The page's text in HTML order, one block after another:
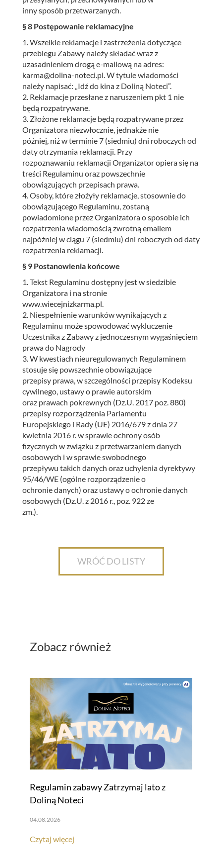
inny sposób przetwarzanych.
§ 8 Postępowanie reklamacyjne
1. Wszelkie reklamacje i zastrzeżenia dotyczące
przebiegu Zabawy należy składać wraz z
uzasadnieniem drogą e-mailową na adres:
karma@dolina-noteci.pl. W tytule wiadomości
należy napisać: „Idź do kina z Doliną Noteci”.
2. Reklamacje przesłane z naruszeniem pkt 1 nie
będą rozpatrywane.
3. Złożone reklamacje będą rozpatrywane przez
Organizatora niezwłocznie, jednakże nie
później, niż w terminie 7 (siedmiu) dni roboczych od
daty otrzymania reklamacji. Przy
rozpoznawaniu reklamacji Organizator opiera się na
treści Regulaminu oraz powszechnie
obowiązujących przepisach prawa.
4. Osoby, które złożyły reklamacje, stosownie do
obowiązującego Regulaminu, zostaną
powiadomione przez Organizatora o sposobie ich
rozpatrzenia wiadomością zwrotną emailem
najpóźniej w ciągu 7 (siedmiu) dni roboczych od daty
rozpatrzenia reklamacji.
§ 9 Postanowienia końcowe
1. Tekst Regulaminu dostępny jest w siedzibie
Organizatora i na stronie
www.wiecejnizkarma.pl.
2. Niespełnienie warunków wynikających z
Regulaminu może spowodować wykluczenie
Uczestnika z Zabawy z jednoczesnym wygaśnięciem
prawa do Nagrody
3. W kwestiach nieuregulowanych Regulaminem
stosuje się powszechnie obowiązujące
przepisy prawa, w szczególności przepisy Kodeksu
cywilnego, ustawy o prawie autorskim
oraz prawach pokrewnych (Dz.U. 2017 poz. 880)
przepisy rozporządzenia Parlamentu
Europejskiego i Rady (UE) 2016/679 z dnia 27
kwietnia 2016 r. w sprawie ochrony osób
fizycznych w związku z przetwarzaniem danych
osobowych i w sprawie swobodnego
przepływu takich danych oraz uchylenia dyrektywy
95/46/WE (ogólne rozporządzenie o
ochronie danych) oraz ustawy o ochronie danych
osobowych (Dz.U. z 2016 r., poz. 922 ze
zm.).
WRÓĆ DO LISTY
Zobacz również
Regulamin zabawy Zatrzymaj lato z
Doliną Noteci
04.08.2026
Czytaj więcej